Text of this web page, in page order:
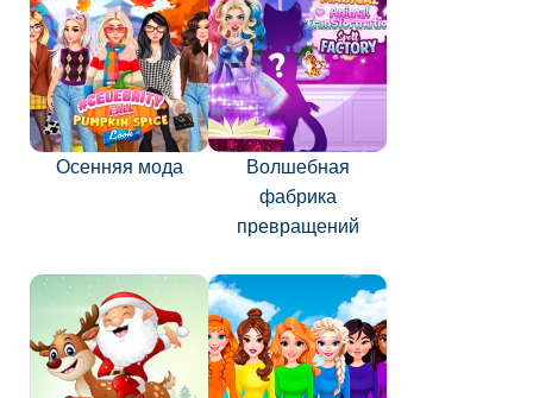
Осенняя мода
Волшебная
фабрика
превращений